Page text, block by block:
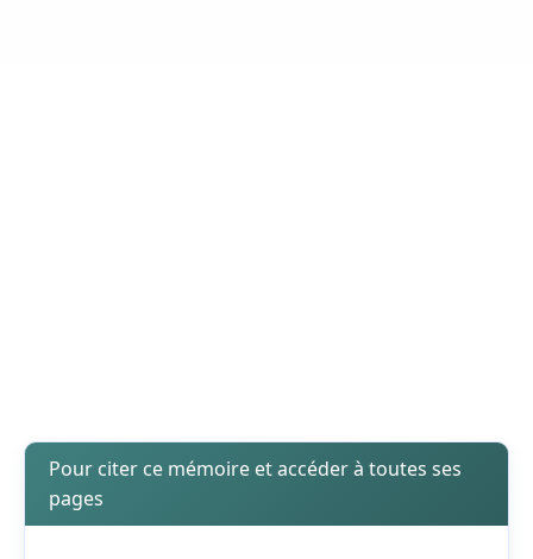
Pour citer ce mémoire et accéder à toutes ses
pages